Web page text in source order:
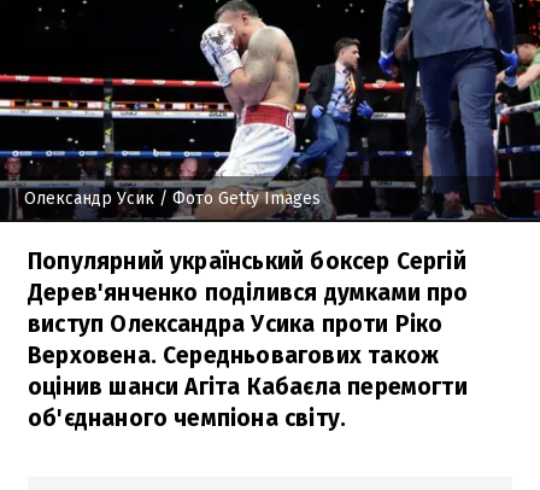
Олександр Усик / Фото Getty Images
Популярний український боксер Сергій
Дерев'янченко поділився думками про
виступ Олександра Усика проти Ріко
Верховена. Середньовагових також
оцінив шанси Агіта Кабаєла перемогти
об'єднаного чемпіона світу.